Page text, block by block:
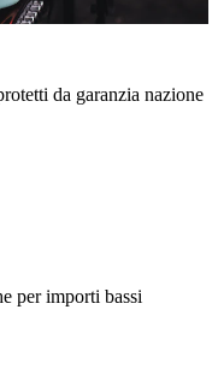
da garanzia nazione
per importi bassi